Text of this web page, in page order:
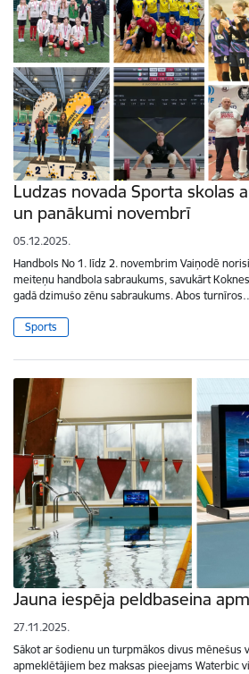
Ludzas novada Sporta skolas
un panākumi novembrī
05.12.2025.
Handbols No 1. līdz 2. novembrim Vaiņodē
meiteņu handbola sabraukums, savukārt
gadā dzimušo zēnu sabraukums. Abos
Sports
Jauna iespēja peldbaseina
27.11.2025.
Sākot ar šodienu un turpmākos divus mēnešus
apmeklētājiem bez maksas pieejams Waterbic